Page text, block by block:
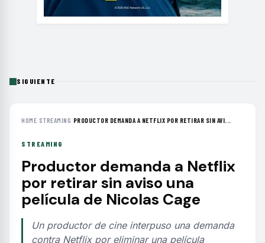
SIGUIENTE
HOME› STREAMING› PRODUCTOR DEMANDA A NETFLIX POR RETIRAR SIN AVI...
STREAMING
Productor demanda a Netflix
por retirar sin aviso una
película de Nicolas Cage
Un productor de cine interpuso una demanda
contra Netflix por eliminar una película